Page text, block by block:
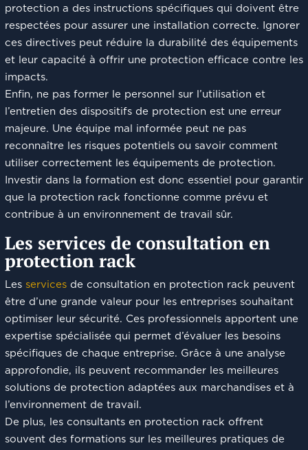
protection a des instructions spécifiques qui doivent être
respectées pour assurer une installation correcte. Ignorer
ces directives peut réduire la durabilité des équipements
et leur capacité à offrir une protection efficace contre les
impacts.
Enfin, ne pas former le personnel sur l’utilisation et
l’entretien des dispositifs de protection est une erreur
majeure. Une équipe mal informée peut ne pas
reconnaître les risques potentiels ou savoir comment
utiliser correctement les équipements de protection.
Investir dans la formation est donc essentiel pour garantir
que la protection rack fonctionne comme prévu et
contribue à un environnement de travail sûr.
Les services de consultation en
protection rack
Les servicesde consultation en protection rack peuvent
être d’une grande valeur pour les entreprises souhaitant
optimiser leur sécurité. Ces professionnels apportent une
expertise spécialisée qui permet d’évaluer les besoins
spécifiques de chaque entreprise. Grâce à une analyse
approfondie, ils peuvent recommander les meilleures
solutions de protection adaptées aux marchandises et à
l’environnement de travail.
De plus, les consultants en protection rack offrent
souvent des formations sur les meilleures pratiques de